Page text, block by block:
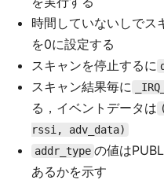
時間していないしでス
を0に設定する
スキャンを停止するに
スキャン結果毎に
る，イベントデータは
rssi, adv_data)
addr_type の値は
あるかを示す